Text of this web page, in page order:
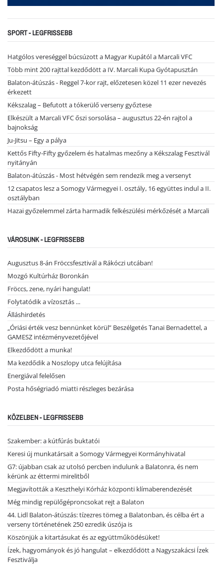
SPORT - LEGFRISSEBB
Hatgólos vereséggel búcsúzott a Magyar Kupától a Marcali VFC
Több mint 200 rajttal kezdődött a IV. Marcali Kupa Gyótapusztán
Balaton-átúszás - Reggel 7-kor rajt, előzetesen közel 11 ezer nevezés
érkezett
Kékszalag – Befutott a tókerülő verseny győztese
Elkészült a Marcali VFC őszi sorsolása – augusztus 22-én rajtol a
bajnokság
Ju-Jitsu – Egy a pálya
Kettős Fifty-Fifty győzelem és hatalmas mezőny a Kékszalag Fesztivál
nyitányán
Balaton-átúszás - Most hétvégén sem rendezik meg a versenyt
12 csapatos lesz a Somogy Vármegyei I. osztály, 16 együttes indul a II.
osztályban
Hazai győzelemmel zárta harmadik felkészülési mérkőzését a Marcali
VÁROSUNK - LEGFRISSEBB
Augusztus 8-án Fröccsfesztivál a Rákóczi utcában!
Mozgó Kultúrház Boronkán
Fröccs, zene, nyári hangulat!
Folytatódik a vízosztás ...
Álláshirdetés
„Óriási érték vesz bennünket körül” Beszélgetés Tanai Bernadettel, a
GAMESZ intézményvezetőjével
Elkezdődött a munka!
Ma kezdődik a Noszlopy utca felújítása
Energiával felelősen
Posta hőségriadó miatti részleges bezárása
KÖZELBEN - LEGFRISSEBB
Szakember: a kútfúrás buktatói
Keresi új munkatársait a Somogy Vármegyei Kormányhivatal
G7: újabban csak az utolsó percben indulunk a Balatonra, és nem
kérünk az éttermi mirelitből
Megjavították a Keszthelyi Kórház központi klímaberendezését
Még mindig repülőgéproncsokat rejt a Balaton
44. Lidl Balaton-átúszás: tízezres tömeg a Balatonban, és célba ért a
verseny történetének 250 ezredik úszója is
Köszönjük a kitartásukat és az együttműködésüket!
Ízek, hagyományok és jó hangulat – elkezdődött a Nagyszakácsi Ízek
Fesztiválja